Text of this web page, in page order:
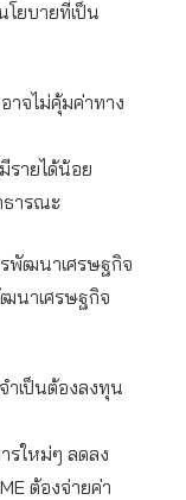
ยบายที่เป็น
าจไม่คุ้มค่าทาง
รายได้น้อย
ธารณะ
พัฒนาเศรษฐกิจ
นาเศรษฐกิจ
ำเป็นต้องลงทุน
ใหม่ๆ ลดลง
ต้องจ่ายค่า